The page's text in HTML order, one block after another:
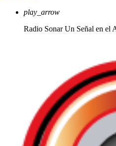
play_arrow
Radio Sonar Un Señal en el